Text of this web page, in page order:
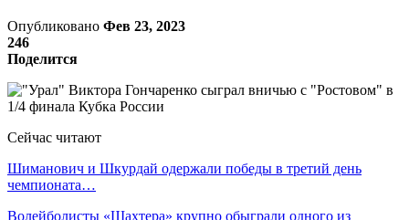
Опубликовано Фев 23, 2023
246
Поделится
Сейчас читают
Шиманович и Шкурдай одержали победы в третий день
чемпионата…
Волейболисты «Шахтера» крупно обыграли одного из